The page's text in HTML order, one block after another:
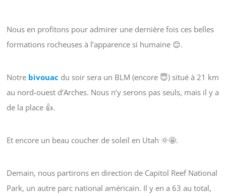
Nous en profitons pour admirer une dernière fois ces belles
formations rocheuses à l’apparence si humaine 😊.
Notre bivouac du soir sera un BLM (encore 😇) situé à 21 km
au nord-ouest d’Arches. Nous n’y serons pas seuls, mais il y a
de la place 👍.
Et encore un beau coucher de soleil en Utah 🌞🤩.
Demain, nous partirons en direction de Capitol Reef National
Park, un autre parc national américain. Il y en a 63 au total,